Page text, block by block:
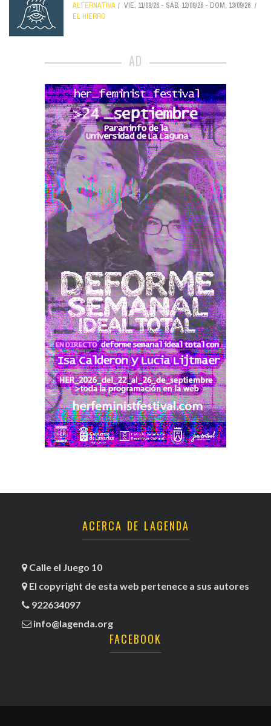
ALTERNATIVA VIE, 11/09/26 - SÁB, 12/09/26 - DOM, 13/09/26
EL HIERRO
AD
ACERCA DE LAGENDA
Calle el Juego 10
El copyright de esta web pertenece a sus autores
922634097
info@lagenda.org
FACEBOOK